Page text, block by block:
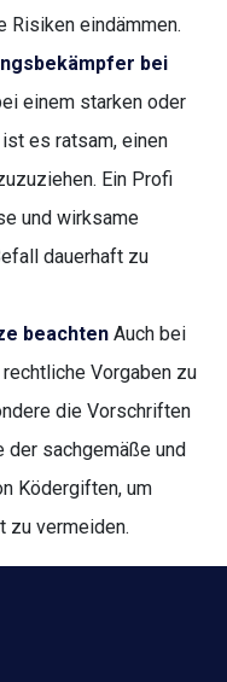
Risiken eindämmen.
bei
einem starken oder
es ratsam, einen
Ein Profi
und wirksame
dauerhaft zu
beachten Auch bei
Vorgaben zu
die Vorschriften
sachgemäße und
Ködergiften, um
zu vermeiden.